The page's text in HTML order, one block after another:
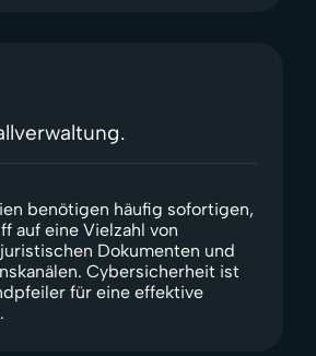
benötigen häufig sofortigen,
auf eine Vielzahl von
Dokumenten und
Cybersicherheit ist
für eine effektive